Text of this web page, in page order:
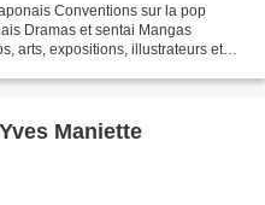
Conventions sur la pop
Dramas et sentai Mangas
arts, expositions, illustrateurs et
Maniette